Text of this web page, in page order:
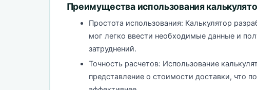
Преимущества использования
Простота использования: Калькулятор
мог легко ввести необходимые данные и
затруднений.
Точность расчетов: Использование
представление о стоимости доставки, что